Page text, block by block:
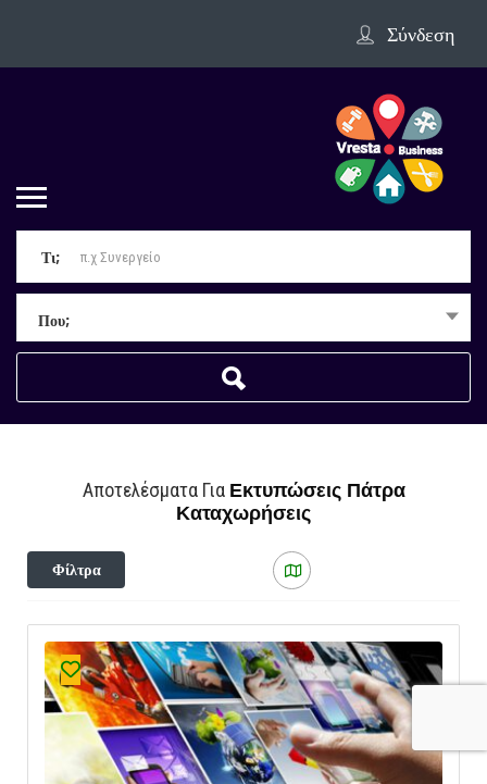
Σύνδεση
Τι;
Που;
Αποτελέσματα Για Εκτυπώσεις Πάτρα
Καταχωρήσεις
Φίλτρα